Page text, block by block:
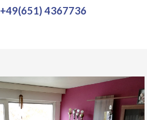
+49(651) 4367736